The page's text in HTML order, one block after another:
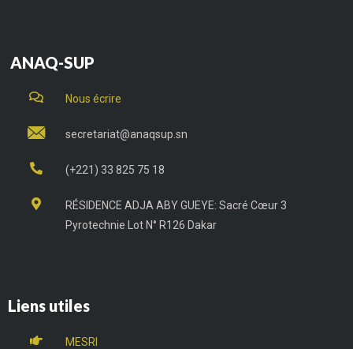
ANAQ-SUP
Nous écrire
secretariat@anaqsup.sn
(+221) 33 825 75 18
RÉSIDENCE ADJA ABY GUEYE: Sacré Cœur 3
Pyrotechnie Lot N° R126 Dakar
Liens utiles
MESRI